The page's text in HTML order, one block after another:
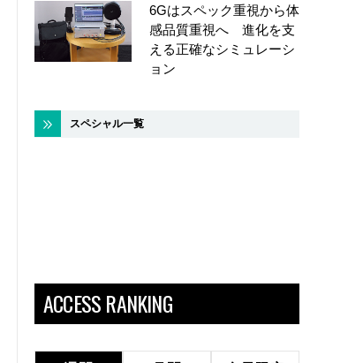
6Gはスペック重視から体
感品質重視へ 進化を支
える正確なシミュレーシ
ョン
スペシャル一覧
ACCESS RANKING